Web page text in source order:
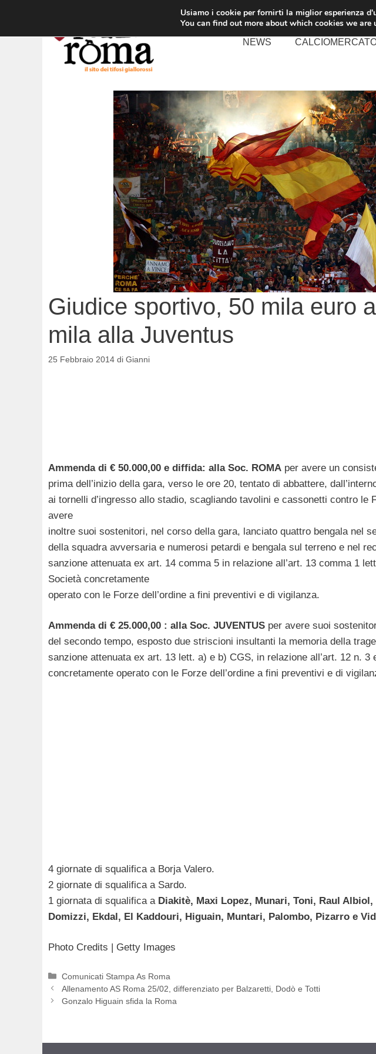
contenuto
NEWS
Giudice sportivo, 50 mila euro
mila alla Juventus
25 Febbraio 2014 di Gianni
Ammenda di € 50.000,00 e diffida: alla Soc. ROMA per avere un
prima dell’inizio della gara, verso le ore 20, tentato di abbattere,
ai tornelli d’ingresso allo stadio, scagliando tavolini e cassonetti contro le
avere
inoltre suoi sostenitori, nel corso della gara, lanciato quattro bengala nel
della squadra avversaria e numerosi petardi e bengala sul terreno e nel
sanzione attenuata ex art. 14 comma 5 in relazione all’art. 13 comma 1
Società concretamente
operato con le Forze dell’ordine a fini preventivi e di vigilanza.
Ammenda di € 25.000,00 : alla Soc. JUVENTUS per avere suoi
del secondo tempo, esposto due striscioni insultanti la memoria della
sanzione attenuata ex art. 13 lett. a) e b) CGS, in relazione all’art. 12 n. 3
concretamente operato con le Forze dell’ordine a fini preventivi e di
4 giornate di squalifica a Borja Valero.
2 giornate di squalifica a Sardo.
1 giornata di squalifica a Diakitè, Maxi Lopez, Munari, Toni, Raul
Domizzi, Ekdal, El Kaddouri, Higuain, Muntari, Palombo, Pizarro e
Photo Credits | Getty Images
Categorie
Comunicati Stampa As Roma
Allenamento AS Roma 25/02, differenziato per Balzaretti, Dodò e Totti
Gonzalo Higuain sfida la Roma
Usiamo i cookie per fornirti la miglior esperienza
You can find out more about which cookies we